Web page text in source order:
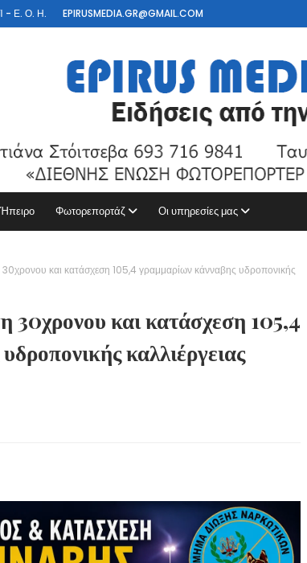
- Ε. Ο. Η. EPIRUSMEDIA.GR@GMAIL.COM
Φωτορεπορτάζ Οι υπηρεσίες μας
και κατάσχεση 105,4 γραμμαρίων κάνναβης υδροπονικής
30χρονου και κατάσχεση 105,4
καλλιέργειας